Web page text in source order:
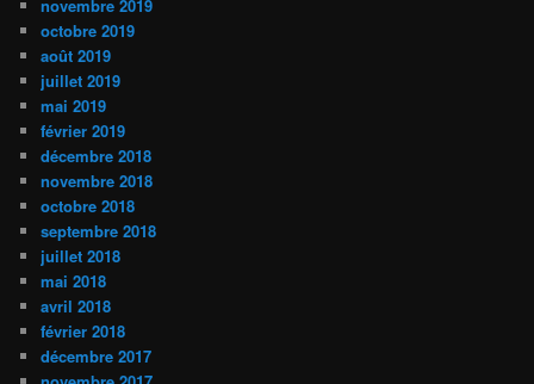
novembre 2019
octobre 2019
août 2019
juillet 2019
mai 2019
février 2019
décembre 2018
novembre 2018
octobre 2018
septembre 2018
juillet 2018
mai 2018
avril 2018
février 2018
décembre 2017